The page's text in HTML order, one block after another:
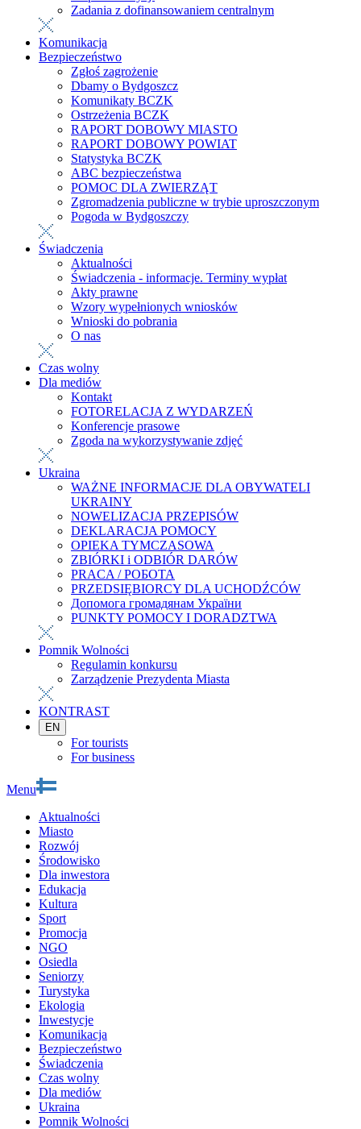
Zadania z dofinansowaniem centralnym
Komunikacja
Bezpieczeństwo
Zgłoś zagrożenie
Dbamy o Bydgoszcz
Komunikaty BCZK
Ostrzeżenia BCZK
RAPORT DOBOWY MIASTO
RAPORT DOBOWY POWIAT
Statystyka BCZK
ABC bezpieczeństwa
POMOC DLA ZWIERZĄT
Zgromadzenia publiczne w trybie uproszczonym
Pogoda w Bydgoszczy
Świadczenia
Aktualności
Świadczenia - informacje. Terminy wypłat
Akty prawne
Wzory wypełnionych wniosków
Wnioski do pobrania
O nas
Czas wolny
Dla mediów
Kontakt
FOTORELACJA Z WYDARZEŃ
Konferencje prasowe
Zgoda na wykorzystywanie zdjęć
Ukraina
WAŻNE INFORMACJE DLA OBYWATELI
UKRAINY
NOWELIZACJA PRZEPISÓW
DEKLARACJA POMOCY
OPIEKA TYMCZASOWA
ZBIÓRKI i ODBIÓR DARÓW
PRACA / РОБОТА
PRZEDSIĘBIORCY DLA UCHODŹCÓW
Допомога громадянам України
PUNKTY POMOCY I DORADZTWA
Pomnik Wolności
Regulamin konkursu
Zarządzenie Prezydenta Miasta
KONTRAST
EN
For tourists
For business
Menu
Aktualności
Miasto
Rozwój
Środowisko
Dla inwestora
Edukacja
Kultura
Sport
Promocja
NGO
Osiedla
Seniorzy
Turystyka
Ekologia
Inwestycje
Komunikacja
Bezpieczeństwo
Świadczenia
Czas wolny
Dla mediów
Ukraina
Pomnik Wolności